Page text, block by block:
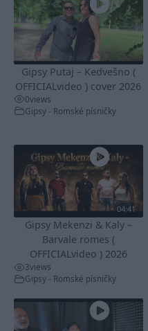
Gipsy Putaj – Kedvešno (
OFFICIALvideo ) cover 2026
0views
Gipsy - Romské písničky
04:41
Gipsy Mekenzi & Kaly –
Barvale romes (
OFFICIALvideo ) 2026
3views
Gipsy - Romské písničky